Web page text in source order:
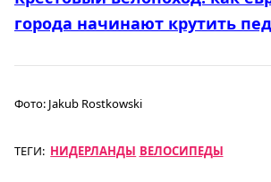
города начинают крутить
Фото: Jakub Rostkowski
ТЕГИ: НИДЕРЛАНДЫ ВЕЛОСИПЕДЫ